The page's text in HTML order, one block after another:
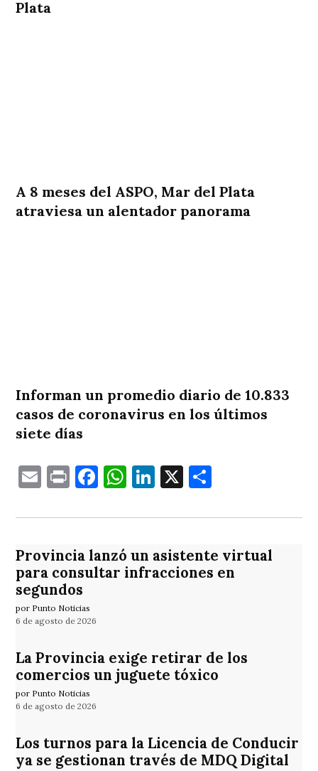
Plata
A 8 meses del ASPO, Mar del Plata
atraviesa un alentador panorama
Informan un promedio diario de 10.833
casos de coronavirus en los últimos
siete días
EmailPrintFacebook
WhatsApp
LinkedIn
X
Provincia lanzó un asistente virtual
para consultar infracciones en
segundos
por Punto Noticias
6 de agosto de 2026
La Provincia exige retirar de los
comercios un juguete tóxico
por Punto Noticias
6 de agosto de 2026
Los turnos para la Licencia de Conducir
ya se gestionan través de MDQ Digital